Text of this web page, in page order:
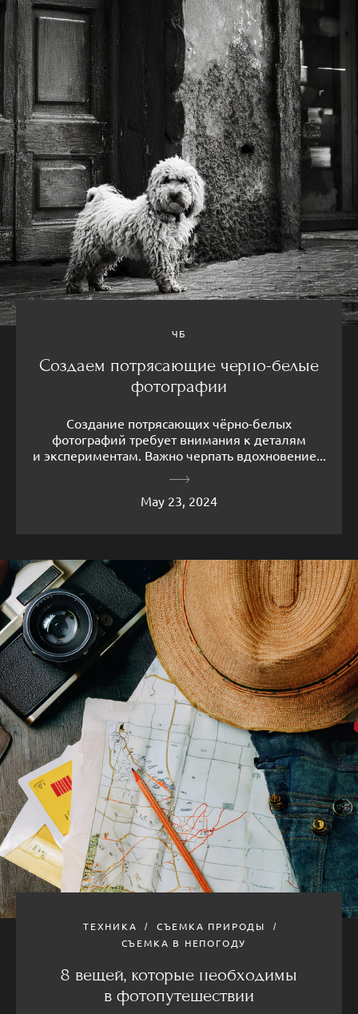
ЧБ
Создаем потрясающие черно-белые
фотографии
Создание потрясающих чёрно-белых
фотографий требует внимания к деталям
и экспериментам. Важно черпать вдохновение...
May 23, 2024
ТЕХНИКА
СЪЕМКА ПРИРОДЫ
СЪЕМКА В НЕПОГОДУ
8 вещей, которые необходимы
в фотопутешествии